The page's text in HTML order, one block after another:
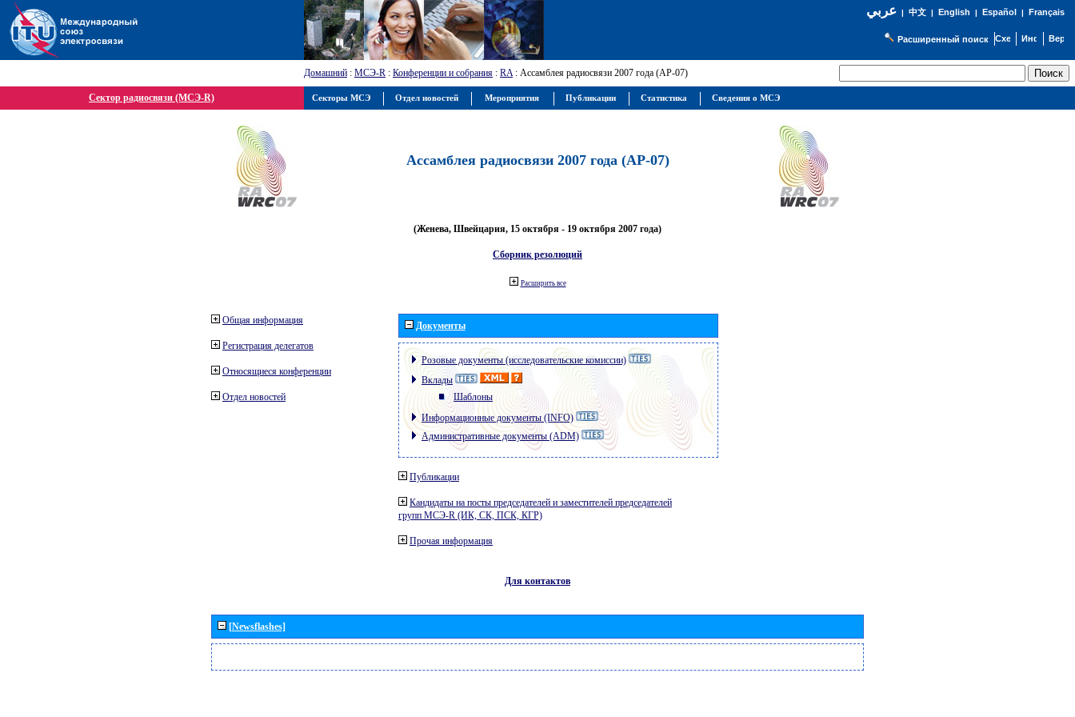
عربي| 中文| English | Español | Français
Расширенный поиск
Домашний : МСЭ-R : Конференции и собрания : RA: Ассамблея радиосвязи 2007 года (АР-07)
Сектор радиосвязи (МСЭ-R)
Ассамблея радиосвязи 2007 года (АР-07)
(Женева, Швейцария, 15 октября - 19 октября 2007 года)
Сборник резолюций
Расширить все
Общая информация
Регистрация делегатов
Относящиеся конференции
Отдел новостей
Документы
Розовые документы (исследовательские комиссии)
Вклады
Шаблоны
Информационные документы (INFO)
Административные документы (ADM)
Публикации
Кандидаты на посты председателей и заместителей председателей
групп МСЭ-R (ИК, СК, ПСК, КГР)
Прочая информация
Для контактов
[Newsflashes]
Секторы МСЭ Отдел новостей Мероприятия Публикации Статистика Сведения о МСЭ